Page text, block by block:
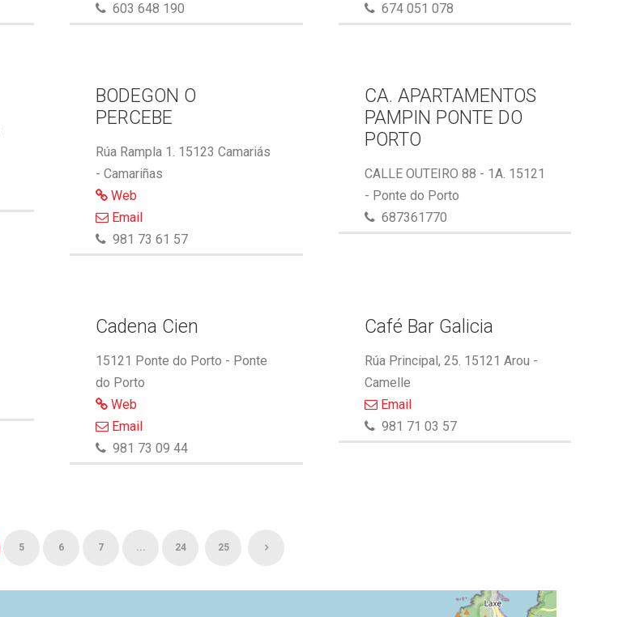
603 648 190
674 051 078
BODEGON O
PERCEBE
Rúa Rampla 1. 15123 Camariás
- Camariñas
Web
Email
981 73 61 57
CA. APARTAMENTOS
PAMPIN PONTE DO
PORTO
CALLE OUTEIRO 88 - 1A. 15121
- Ponte do Porto
687361770
Cadena Cien
15121 Ponte do Porto - Ponte
do Porto
Web
Email
981 73 09 44
Café Bar Galicia
Rúa Principal, 25. 15121 Arou -
Camelle
Email
981 71 03 57
5 6 7 ... 24 25